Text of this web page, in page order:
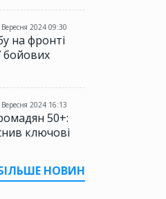
Вересня 2024 09:30
на фронті
бойових
Вересня 2024 16:13
50+:
ключові
НОВИН